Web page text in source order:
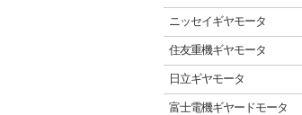
ニッセイギヤモータ
住友重機ギヤモータ
日立ギヤモータ
富士電機ギヤードモータ